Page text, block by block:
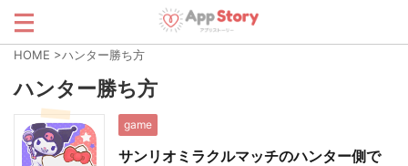
HOME >ハンター勝ち方
ハンター勝ち方
game
サンリオミラクルマッチのハンター側で